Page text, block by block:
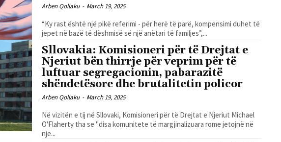
Arben Qollaku - March 19, 2025
“Ky rast është një pikë referimi - për herë të parë, kompensimi duhet të
jepet në bazë të dëshmisë së një anëtari të familjes”,...
Sllovakia: Komisioneri për të Drejtat e
Njeriut bën thirrje për veprim për të
luftuar segregacionin, pabarazitë
shëndetësore dhe brutalitetin policor
Arben Qollaku - March 19, 2025
Në vizitën e tij në Sllovaki, Komisioneri për të Drejtat e Njeriut Michael
O'Flaherty tha se "disa komunitete të margjinalizuara rome jetojnë në
një...